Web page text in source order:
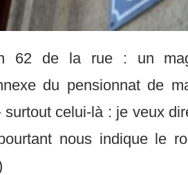
62 de la rue : un
du pensionnat de
surtout celui-là : je veux
nous indique le